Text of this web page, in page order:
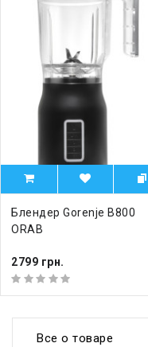
Блендер Gorenje B800
ORAB
2799 грн.
Все о товаре